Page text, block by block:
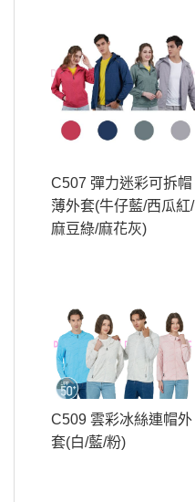
C507 彈力迷彩可拆帽
薄外套(牛仔藍/西瓜紅/
麻豆綠/麻花灰)
C509 雲彩冰絲連帽外
套(白/藍/粉)